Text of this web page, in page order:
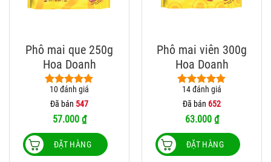
Phô mai que 250g
Hoa Doanh
4.90trên 5
dựa trên
10
10đánh giá
Đã bán 547
57.000 ₫
ĐẶT HÀNG
Phô mai viên 300g
Hoa Doanh
4.86trên 5
dựa trên
14
14đánh giá
Đã bán 652
63.000 ₫
ĐẶT HÀNG